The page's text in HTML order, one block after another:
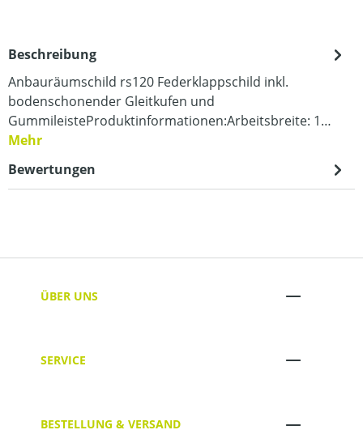
Beschreibung
Anbauräumschild rs120 Federklappschild inkl.
bodenschonender Gleitkufen und
GummileisteProduktinformationen:Arbeitsbreite: 1…
Mehr
Bewertungen
ÜBER UNS
SERVICE
BESTELLUNG & VERSAND